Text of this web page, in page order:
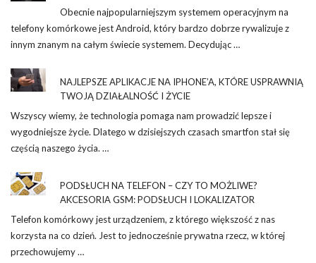
Obecnie najpopularniejszym systemem operacyjnym na
telefony komórkowe jest Android, który bardzo dobrze rywalizuje z
innym znanym na całym świecie systemem. Decydując …
NAJLEPSZE APLIKACJE NA IPHONE’A, KTÓRE USPRAWNIĄ
TWOJĄ DZIAŁALNOŚĆ I ŻYCIE
Wszyscy wiemy, że technologia pomaga nam prowadzić lepsze i
wygodniejsze życie. Dlatego w dzisiejszych czasach smartfon stał się
częścią naszego życia. …
PODSŁUCH NA TELEFON – CZY TO MOŻLIWE?
AKCESORIA GSM: PODSŁUCH I LOKALIZATOR
Telefon komórkowy jest urządzeniem, z którego większość z nas
korzysta na co dzień. Jest to jednocześnie prywatna rzecz, w której
przechowujemy …